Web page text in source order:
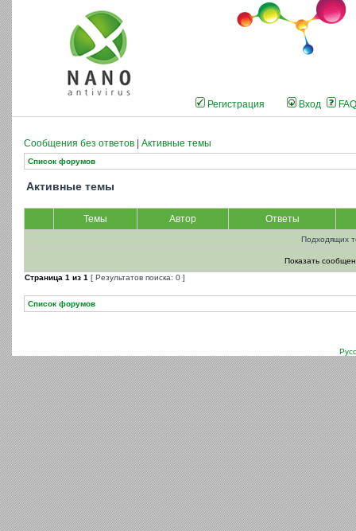
Регистрация Вход FAQ
Сообщения без ответов Активные темы
Список форумов
Активные темы
Темы Автор Ответы
Подходящих
Показать
Страница 1 из 1 [ Результатов поиска: 0 ]
Список форумов